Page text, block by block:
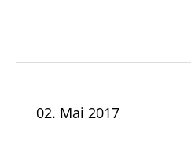
02. Mai 2017